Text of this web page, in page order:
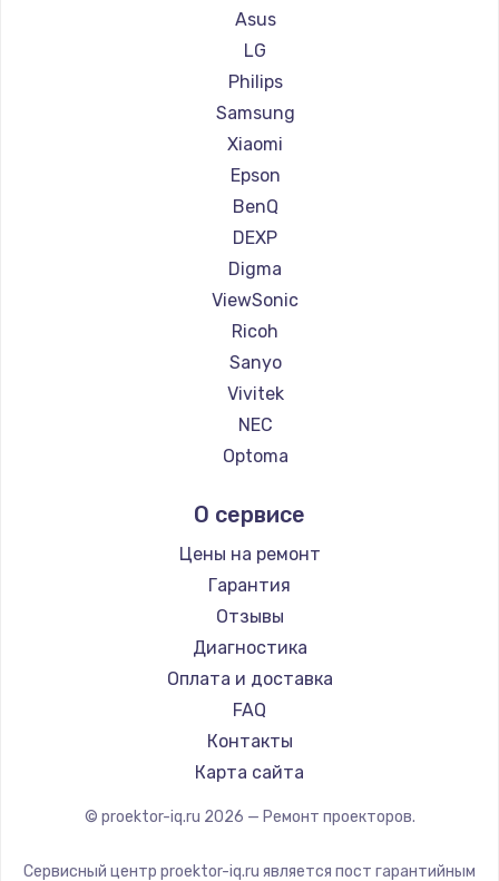
Ремонт проекторов Xgimi
Ремонт проекторов Canon
Ремонт проекторов JVC
Ремонт проекторов Casio
Ремонт проекторов Hiper
Ремонт проекторов HITACHI
Ремонт проекторов Panasonic
Ремонт проекторов Hisense
Asus
LG
Philips
Samsung
Xiaomi
Epson
BenQ
DEXP
Digma
ViewSonic
Ricoh
Sanyo
Vivitek
NEC
Optoma
Infocus
Barco
Xgimi
Canon
JVC
Casio
Hiper
HITACHI
Panasonic
О сервисе
Цены на ремонт
Гарантия
Отзывы
Диагностика
Оплата и доставка
FAQ
Контакты
Карта сайта
© proektor-iq.ru 2026 — Ремонт проекторов.
Сервисный центр proektor-iq.ru является пост гарантийным